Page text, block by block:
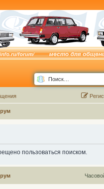
Регис
пользоваться поиском.